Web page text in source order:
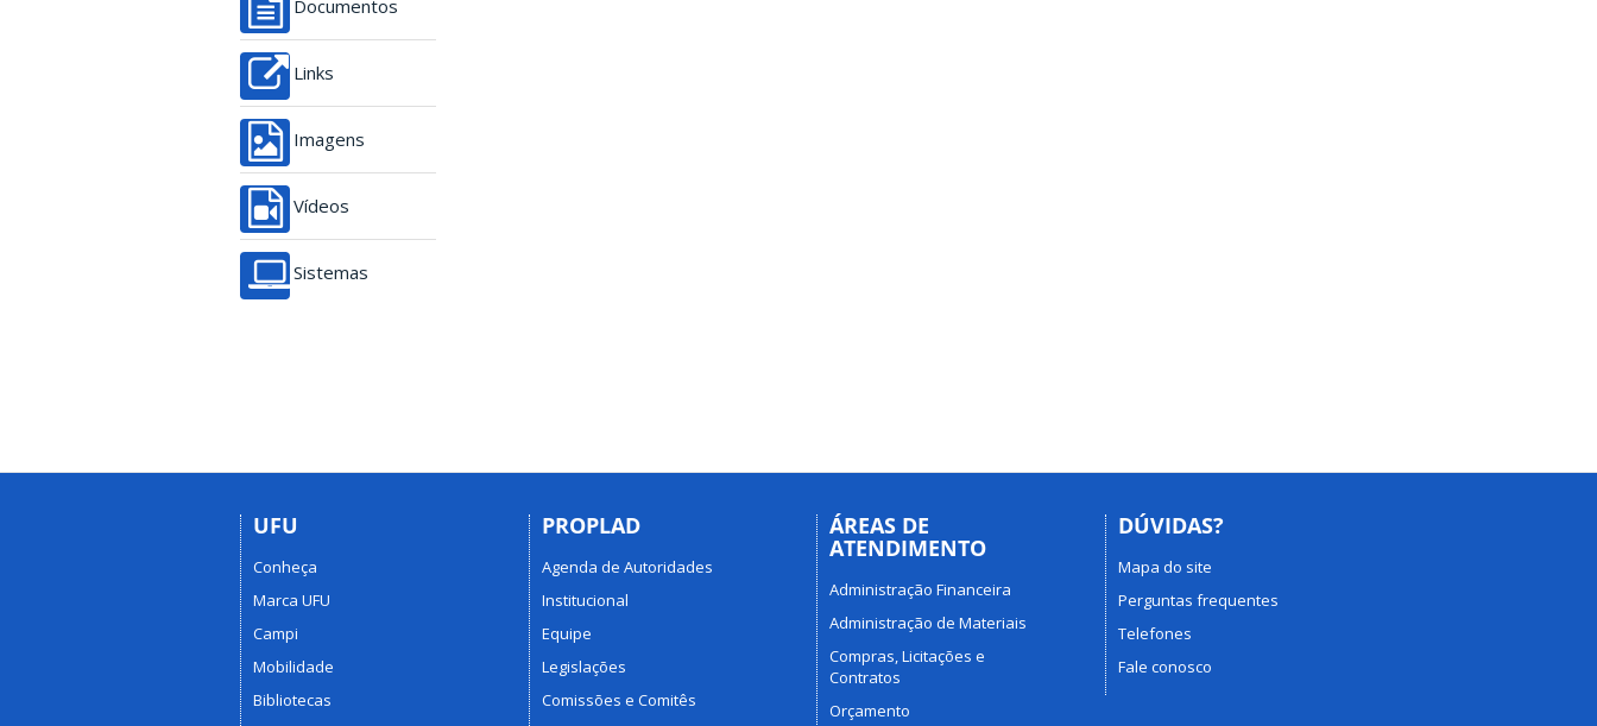
Documentos
Links
Imagens
Vídeos
Sistemas
UFU
Conheça
Marca UFU
Campi
Mobilidade
Bibliotecas
PROPLAD
Agenda de Autoridades
Institucional
Equipe
Legislações
Comissões e Comitês
ÁREAS DE
ATENDIMENTO
Administração Financeira
Administração de Materiais
Compras, Licitações e
Contratos
Orçamento
DÚVIDAS?
Mapa do site
Perguntas frequentes
Telefones
Fale conosco